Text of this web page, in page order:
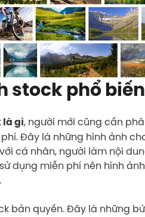
stock phổ
là gì, người mới cũng cần
Đây là những hình ảnh
cá nhân, người làm nội
dụng miễn phí nên hình
bản quyền. Đây là những